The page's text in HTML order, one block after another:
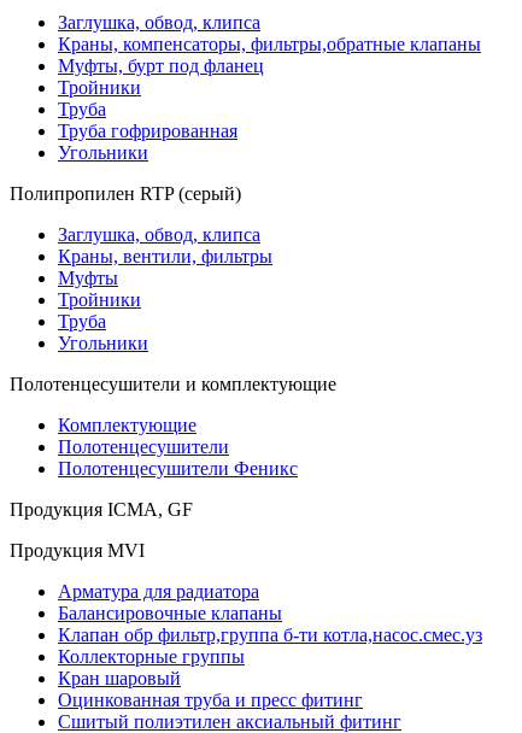
Заглушка, обвод, клипса
Краны, компенсаторы, фильтры,обратные клапаны
Муфты, бурт под фланец
Тройники
Труба
Труба гофрированная
Угольники
Полипропилен RTP (серый)
Заглушка, обвод, клипса
Краны, вентили, фильтры
Муфты
Тройники
Труба
Угольники
Полотенцесушители и комплектующие
Комплектующие
Полотенцесушители
Полотенцесушители Феникс
Продукция ICMA, GF
Продукция MVI
Арматура для радиатора
Балансировочные клапаны
Клапан обр фильтр,группа б-ти котла,насос.смес.уз
Коллекторные группы
Кран шаровый
Оцинкованная труба и пресс фитинг
Сшитый полиэтилен аксиальный фитинг